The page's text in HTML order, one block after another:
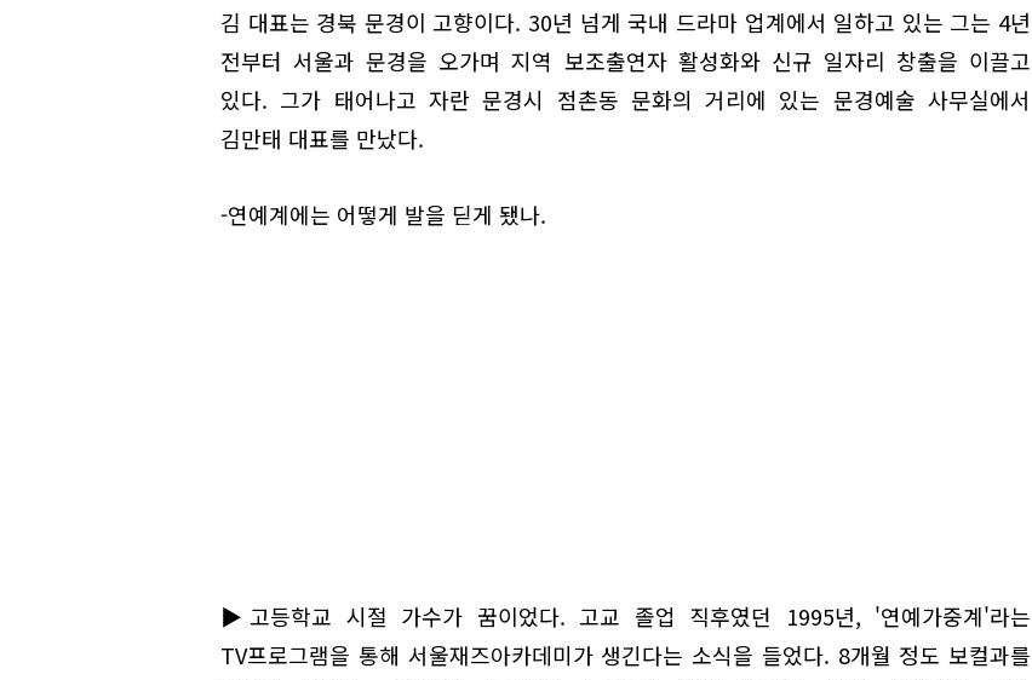
김 대표는 경북 문경이 고향이다. 30년 넘게 국내 드라마 업계에서 일하고 있는 그는 4년
전부터 서울과 문경을 오가며 지역 보조출연자 활성화와 신규 일자리 창출을 이끌고
있다. 그가 태어나고 자란 문경시 점촌동 문화의 거리에 있는 문경예술 사무실에서
김만태 대표를 만났다.
-연예계에는 어떻게 발을 딛게 됐나.
▶고등학교 시절 가수가 꿈이었다. 고교 졸업 직후였던 1995년, '연예가중계'라는
TV프로그램을 통해 서울재즈아카데미가 생긴다는 소식을 들었다. 8개월 정도 보컬과를